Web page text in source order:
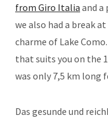
from Giro Italia and a
we also had a break
charme of Lake
that suits you on the
was only 7,5 km long
Das gesunde und